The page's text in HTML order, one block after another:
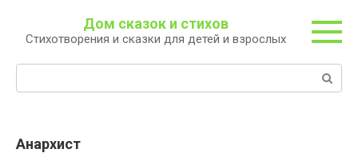
контенту
Дом сказок и стихов
Стихотворения и сказки для детей и взрослых
Анархист